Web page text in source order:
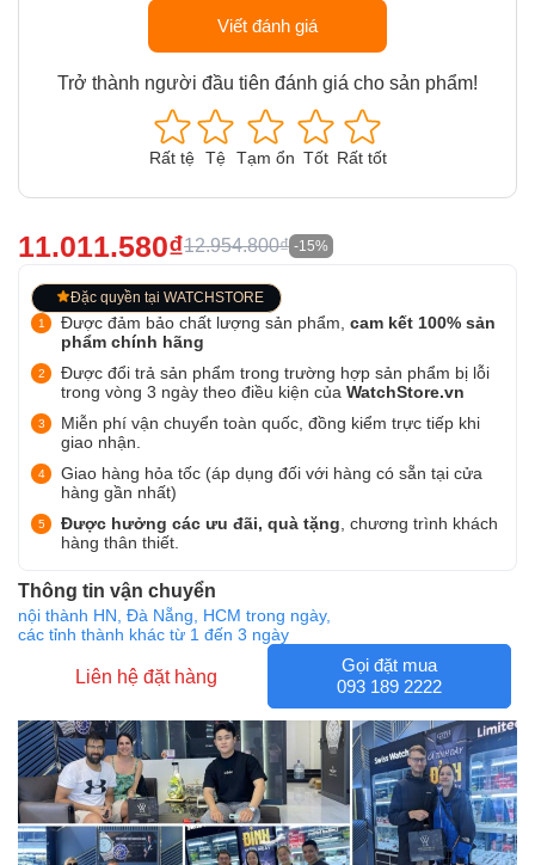
Viết đánh giá
Trở thành người đầu tiên đánh giá cho sản phẩm!
Rất tệ Tệ Tạm ổn Tốt Rất tốt
11.011.580₫12.954.800₫ -15%
Đặc quyền tại WATCHSTORE
Được đảm bảo chất lượng sản phẩm, cam kết 100% sản
phẩm chính hãng
Được đổi trả sản phẩm trong trường hợp sản phẩm bị lỗi
trong vòng 3 ngày theo điều kiện của WatchStore.vn
Miễn phí vận chuyển toàn quốc, đồng kiểm trực tiếp khi
giao nhận.
Giao hàng hỏa tốc (áp dụng đối với hàng có sẵn tại cửa
hàng gần nhất)
Được hưởng các ưu đãi, quà tặng , chương trình khách
hàng thân thiết.
Thông tin vận chuyển
nội thành HN, Đà Nẵng, HCM trong ngày,
các tỉnh thành khác từ 1 đến 3 ngày
Liên hệ đặt hàng
Gọi đặt mua
093 189 2222